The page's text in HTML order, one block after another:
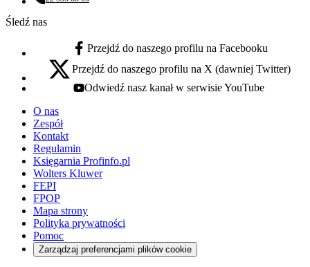
Numer telefonu:
Śledź nas
facebook - otwiera się w nowej karcie
Przejdź do naszego profilu na Facebooku
x - otwiera się w nowej karcie
Przejdź do naszego profilu na X (dawniej Twitter)
youtube - otwiera się w nowej karcie
Odwiedź nasz kanał w serwisie YouTube
O nas
Zespół
Kontakt
Regulamin
Księgarnia Profinfo.pl
Wolters Kluwer
FEPI
FPOP
Mapa strony
Polityka prywatności
Pomoc
Zarządzaj preferencjami plików cookie